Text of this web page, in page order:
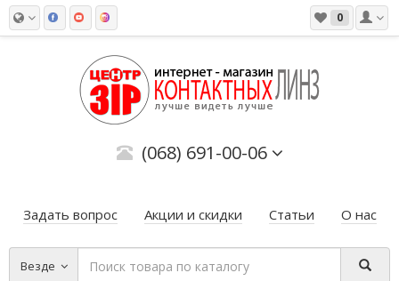
0
(068) 691-00-06
Задать вопрос Акции и скидки Статьи О нас
Везде